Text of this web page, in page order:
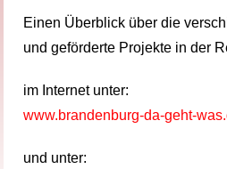
Einen Überblick über die
und geförderte Projekte in der
im Internet unter:
www.brandenburg-da-geht-
und unter: